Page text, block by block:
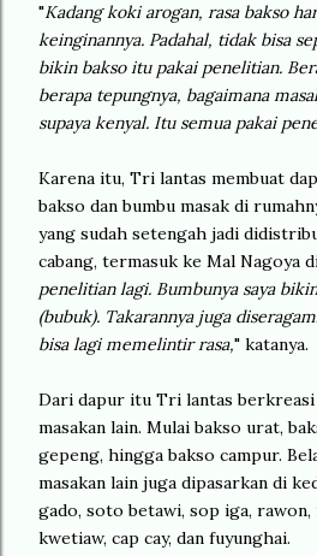
"Kadang koki arogan, rasa bakso
keinginannya. Padahal, tidak bisa
bikin bakso itu pakai penelitian.
berapa tepungnya, bagaimana
supaya kenyal. Itu semua pakai
Karena itu, Tri lantas membuat
bakso dan bumbu masak di
yang sudah setengah jadi
cabang, termasuk ke Mal Nagoya
penelitian lagi. Bumbunya saya
(bubuk). Takarannya juga
bisa lagi memelintir rasa," katanya.
Dari dapur itu Tri lantas
masakan lain. Mulai bakso urat,
gepeng, hingga bakso campur.
masakan lain juga dipasarkan di
gado, soto betawi, sop iga,
kwetiaw, cap cay, dan fuyunghai.